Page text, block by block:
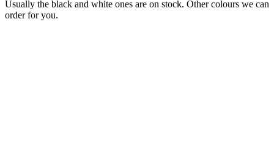
Usually the black and white ones are on stock. Other colours we can
order for you.